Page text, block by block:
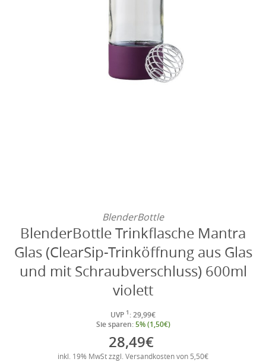
BlenderBottle
BlenderBottle Trinkflasche Mantra
Glas (ClearSip-Trinköffnung aus Glas
und mit Schraubverschluss) 600ml
violett
UVP 1 : 29,99€
Sie sparen:5% (1,50€)
28,49€
inkl. 19% MwSt zzgl. Versandkosten von 5,50€